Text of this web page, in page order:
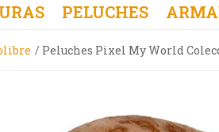
PELUCHES
Peluches Pixel My World